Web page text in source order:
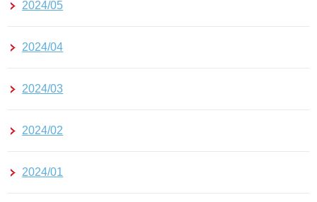
2024/05
2024/04
2024/03
2024/02
2024/01